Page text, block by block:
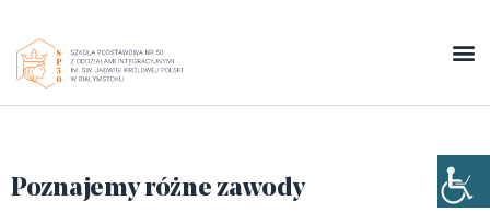
Poznajemy różne zawody